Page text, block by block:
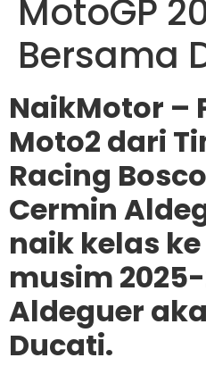
MotoGP
Bersama
NaikMotor –
Moto2 dari
Racing
Cermin
naik kelas ke
musim
Aldeguer
Ducati.